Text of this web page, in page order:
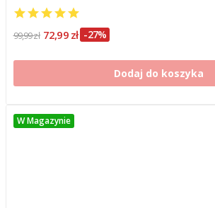
99,99 zł 72,99 zł -27%
Dodaj do koszyka
W Magazynie